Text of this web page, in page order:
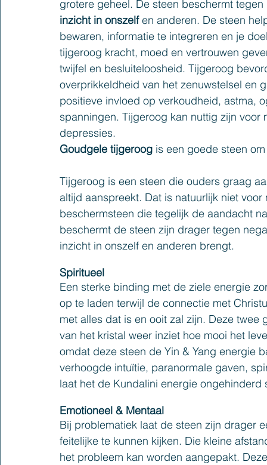
grotere geheel. De steen beschermt tegen
inzicht in onszelf en anderen. De steen
bewaren, informatie te integreren en je
tijgeroog kracht, moed en vertrouwen
twijfel en besluiteloosheid. Tijgeroog
overprikkeldheid van het zenuwstelsel en
positieve invloed op verkoudheid, astma,
spanningen. Tijgeroog kan nuttig zijn
depressies.
Goudgele tijgeroog is een goede steen
Tijgeroog is een steen die ouders graag
altijd aanspreekt. Dat is natuurlijk niet
beschermsteen die tegelijk de aandacht
beschermt de steen zijn drager tegen
inzicht in onszelf en anderen brengt.
Spiritueel
Een sterke binding met de ziele energie
op te laden terwijl de connectie met
met alles dat is en ooit zal zijn. Deze
van het kristal weer inziet hoe mooi het
omdat deze steen de Yin & Yang energie
verhoogde intuïtie, paranormale gaven,
laat het de Kundalini energie ongehinderd
Emotioneel & Mentaal
Bij problematiek laat de steen zijn drager
feitelijke te kunnen kijken. Die kleine
het probleem kan worden aangepakt.